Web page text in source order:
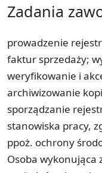
Zadania
prowadzenie
faktur sprzedaży;
weryfikowanie i
archiwizowanie
sporządzanie
stanowiska pracy,
ppoż. ochrony
Osoba